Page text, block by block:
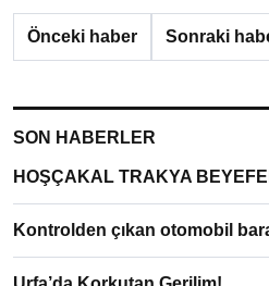
Önceki haber Sonraki
SON HABERLER
HOŞÇAKAL TRAKYA
Kontrolden çıkan otomobil